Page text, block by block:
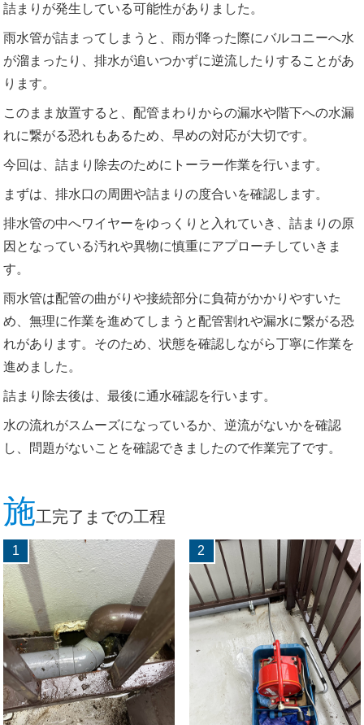
詰まりが発生している可能性がありました。
雨水管が詰まってしまうと、雨が降った際にバルコニーへ水
が溜まったり、排水が追いつかずに逆流したりすることがあ
ります。
このまま放置すると、配管まわりからの漏水や階下への水漏
れに繋がる恐れもあるため、早めの対応が大切です。
今回は、詰まり除去のためにトーラー作業を行います。
まずは、排水口の周囲や詰まりの度合いを確認します。
排水管の中へワイヤーをゆっくりと入れていき、詰まりの原
因となっている汚れや異物に慎重にアプローチしていきま
す。
雨水管は配管の曲がりや接続部分に負荷がかかりやすいた
め、無理に作業を進めてしまうと配管割れや漏水に繋がる恐
れがあります。そのため、状態を確認しながら丁寧に作業を
進めました。
詰まり除去後は、最後に通水確認を行います。
水の流れがスムーズになっているか、逆流がないかを確認
し、問題がないことを確認できましたので作業完了です。
施工完了までの工程
1 2